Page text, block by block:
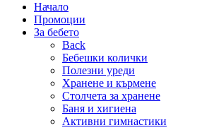
Начало
Промоции
За бебето
Back
Бебешки колички
Полезни уреди
Хранене и кърмене
Столчета за хранене
Баня и хигиена
Активни гимнастики